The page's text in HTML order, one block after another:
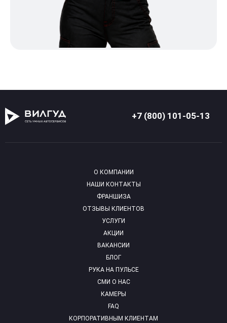
+7 (800) 101-05-13
О КОМПАНИИ
НАШИ КОНТАКТЫ
ФРАНШИЗА
ОТЗЫВЫ КЛИЕНТОВ
УСЛУГИ
АКЦИИ
ВАКАНСИИ
БЛОГ
РУКА НА ПУЛЬСЕ
СМИ О НАС
КАМЕРЫ
FAQ
КОРПОРАТИВНЫМ КЛИЕНТАМ